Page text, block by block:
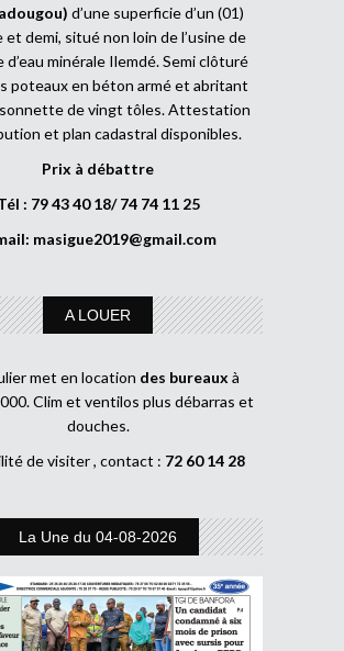
d’une superficie d’un (01)
et demi, situé non loin de l’usine de
d’eau minérale Ilemdé. Semi clôturé
poteaux en béton armé et abritant
de vingt tôles. Attestation
et plan cadastral disponibles.
Prix à débattre
: 79 43 40 18/ 74 74 11 25
masigue2019@gmail.com
A LOUER
met en location des bureaux à
Clim et ventilos plus débarras et
douches.
de visiter , contact : 72 60 14 28
La Une du 04-08-2026